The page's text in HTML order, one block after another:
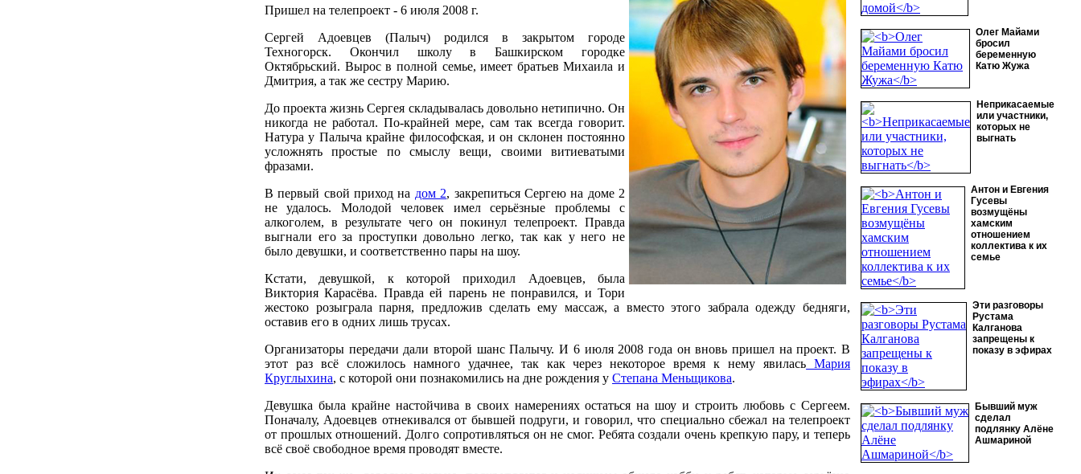
Олег Майами
бросил
беременную
Катю Жужа
Неприкасаемые
или участники,
которых не
выгнать
Антон и Евгения
Гусевы
возмущёны
хамским
отношением
коллектива к их
семье
Эти разговоры
Рустама
Калганова
запрещены к
показу в эфирах
Бывший муж
сделал
подлянку Алёне
Ашмариной
Пришел на телепроект - 6 июля 2008 г.
Сергей Адоевцев (Палыч) родился в закрытом городе
Техногорск. Окончил школу в Башкирском городке
Октябрьский. Вырос в полной семье, имеет братьев Михаила и
Дмитрия, а так же сестру Марию.
До проекта жизнь Сергея складывалась довольно нетипично. Он
никогда не работал. По-крайней мере, сам так всегда говорит.
Натура у Палыча крайне философская, и он склонен постоянно
усложнять простые по смыслу вещи, своими витиеватыми
фразами.
В первый свой приход на дом 2, закрепиться Сергею на доме 2
не удалось. Молодой человек имел серьёзные проблемы с
алкоголем, в результате чего он покинул телепроект. Правда
выгнали его за проступки довольно легко, так как у него не
было девушки, и соответственно пары на шоу.
Кстати, девушкой, к которой приходил Адоевцев, была
Виктория Карасёва. Правда ей парень не понравился, и Тори
жестоко розыграла парня, предложив сделать ему массаж, а вместо этого забрала одежду бедняги,
оставив его в одних лишь трусах.
Организаторы передачи дали второй шанс Палычу. И 6 июля 2008 года он вновь пришел на проект. В
этот раз всё сложилось намного удачнее, так как через некоторое время к нему явилась Мария
Круглыхина, с которой они познакомились на дне рождения у Степана Меньщикова.
Девушка была крайне настойчива в своих намерениях остаться на шоу и строить любовь с Сергеем.
Поначалу, Адоевцев отнекивался от бывшей подруги, и говорил, что специально сбежал на телепроект
от прошлых отношений. Долго сопротивляться он не смог. Ребята создали очень крепкую пару, и теперь
всё своё свободное время проводят вместе.